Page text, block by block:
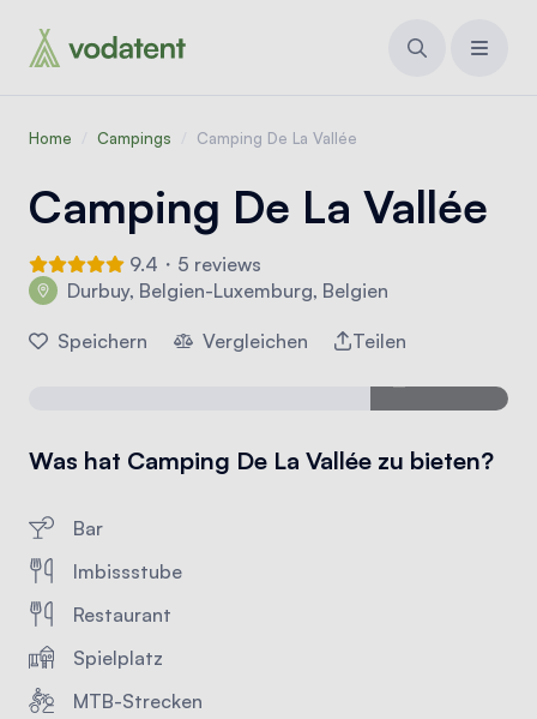
Home Campings Camping De La Vallée
Camping De La Vallée
9.4・5 reviews
Durbuy, Belgien-Luxemburg, Belgien
Speichern Vergleichen Teilen
Was hat Camping De La Vallée zu bieten?
Bar
Imbissstube
Restaurant
Spielplatz
MTB-Strecken